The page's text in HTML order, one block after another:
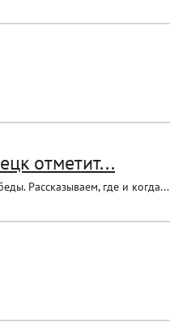
отметит...
Рассказываем, где и когда...